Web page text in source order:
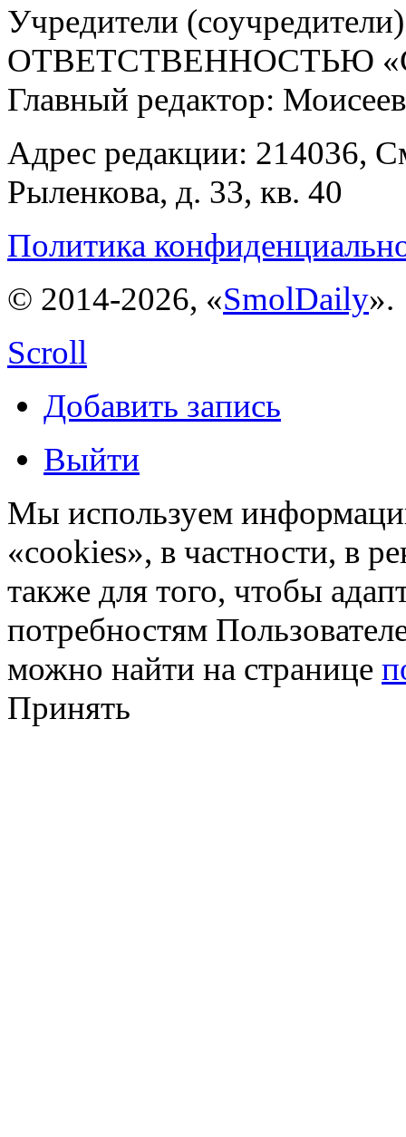
Учредители
ОТВЕТСТВЕННОСТЬЮ
Главный редактор:
Адрес редакции: 214036,
Рыленкова, д. 33, кв. 40
Политика
© 2014-2026, «SmolDaily».
Scroll
Добавить запись
Выйти
Мы используем
«cookies», в частности, в
также для того, чтобы
потребностям
можно найти на странице
Принять